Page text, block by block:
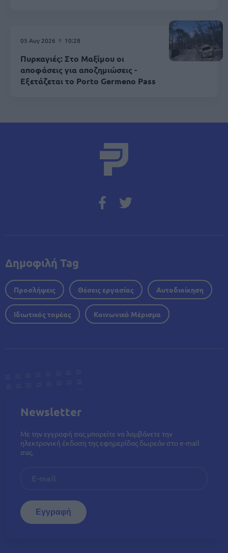
05 Αυγ 2026 10:28
Πυρκαγιές: Στο Μαξίμου οι
αποφάσεις για αποζημιώσεις -
Εξετάζεται το Porto Germeno Pass
Δημοφιλή Tag
Προσλήψεις Θέσεις εργασίας Αυτοδιοίκηση
Ιδιωτικός τομέας Κοινωνικό Μέρισμα
Newsletter
Με την εγγραφή σας μπορείτε να λαμβάνετε την
ηλεκτρονική έκδοση της εφημερίδας δωρεάν στο e-mail
σας.